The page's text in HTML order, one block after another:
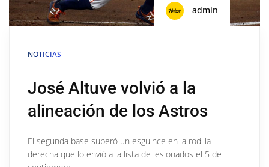
admin
NOTICIAS
José Altuve volvió a la
alineación de los Astros
El segunda base superó un esguince en la rodilla
derecha que lo envió a la lista de lesionados el 5 de